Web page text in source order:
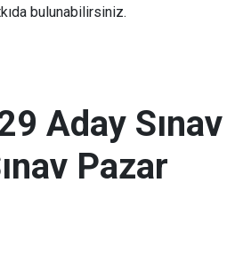
bulunabilirsiniz.
Aday Sınav
Pazar